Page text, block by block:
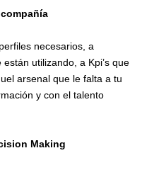
necesarios, a
utilizando, a Kpi’s que
arsenal que le falta a tu
y con el talento
Making